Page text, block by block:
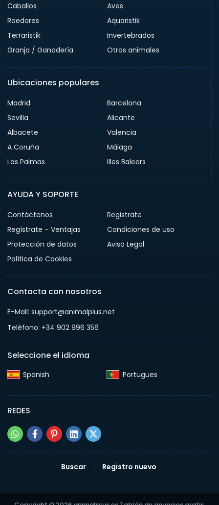
Caballos
Aves
Roedores
Aquaristik
Terraristik
Invertebrados
Granja / Ganadería
Otros animales
Ubicaciones populares
Madrid
Barcelona
Sevilla
Alicante
Albacete
Valencia
A Coruña
Málaga
Las Palmas
Illes Balears
AYUDA Y SOPORTE
Contáctenos
Registrate
Regístrate – Ventajas
Condiciones de uso
Protección de datos
Aviso Legal
Política de Cookies
Contacta con nosotros
E-Mail: support@animalplus.net
Teléfono: +34 902 996 356
Seleccione el idioma
Spanish‎ Portugues‎
REDES
Buscar Registro nuevo